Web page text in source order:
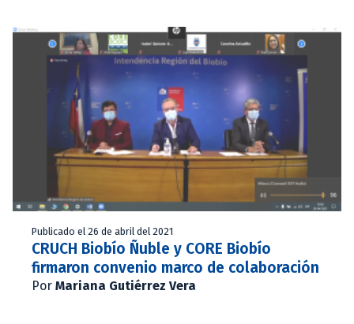
Publicado el 26 de abril del 2021
CRUCH Biobío Ñuble y CORE Biobío
firmaron convenio marco de colaboración
Por Mariana Gutiérrez Vera